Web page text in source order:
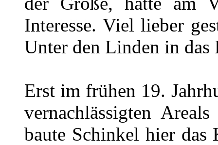
Interesse. Viel lieber
Unter den Linden in
Erst im frühen 19.
vernachlässigten
baute Schinkel hier das